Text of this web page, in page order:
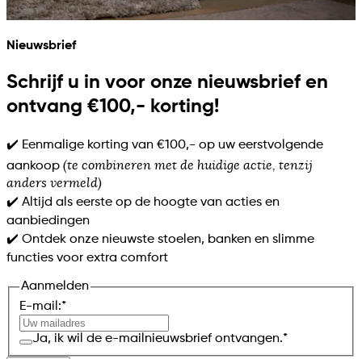
Nieuwsbrief
Schrijf u in voor onze nieuwsbrief en
ontvang €100,- korting!
✔️ Eenmalige korting van €100,- op uw eerstvolgende
aankoop (te combineren met de huidige actie, tenzij
anders vermeld)
✔️ Altijd als eerste op de hoogte van acties en
aanbiedingen
✔️ Ontdek onze nieuwste stoelen, banken en slimme
functies voor extra comfort
Aanmelden
E-mail:*
Ja, ik wil de e-mailnieuwsbrief ontvangen.*